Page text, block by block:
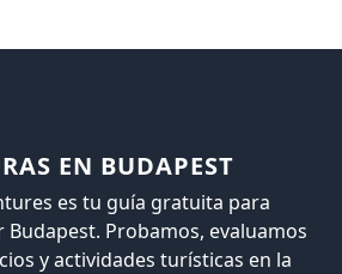
EN BUDAPEST
es tu guía gratuita para
Probamos, evaluamos
y actividades turísticas en la